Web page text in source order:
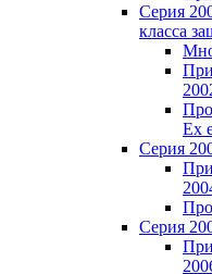
Серия
класса
Ex
Серия
Серия